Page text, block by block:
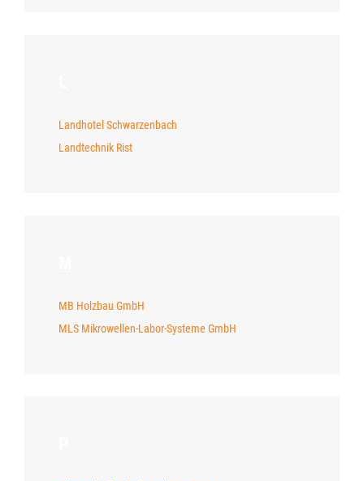
Landhotel Schwarzenbach
Landtechnik Rist
MB Holzbau GmbH
MLS Mikrowellen-Labor-Systeme GmbH